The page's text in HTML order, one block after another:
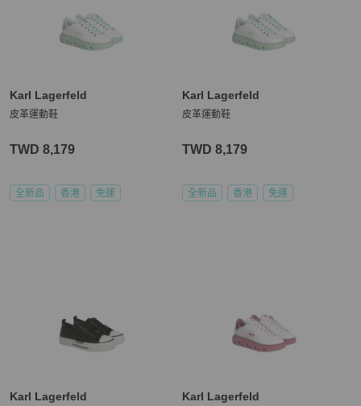
Karl Lagerfeld
皮革運動鞋
TWD 8,179
全新品 香港 免運
Karl Lagerfeld
皮革運動鞋
TWD 8,179
全新品 香港 免運
Karl Lagerfeld Karl Lagerfeld